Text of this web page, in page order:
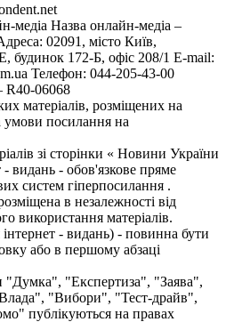
медіа Назва онлайн-медіа –
02091, місто Київ,
172-Б, офіс 208/1 E-mail:
Телефон: 044-205-43-00
R40-06068
матеріалів, розміщених на
умови посилання на
зі сторінки « Новини України
- видань - обов'язкове пряме
систем гіперпосилання .
в незалежності від
використання матеріалів.
- видань) - повинна бути
або в першому абзаці
"Думка", "Експертиза", "Заява",
"Вибори", "Тест-драйв",
публікуються на правах